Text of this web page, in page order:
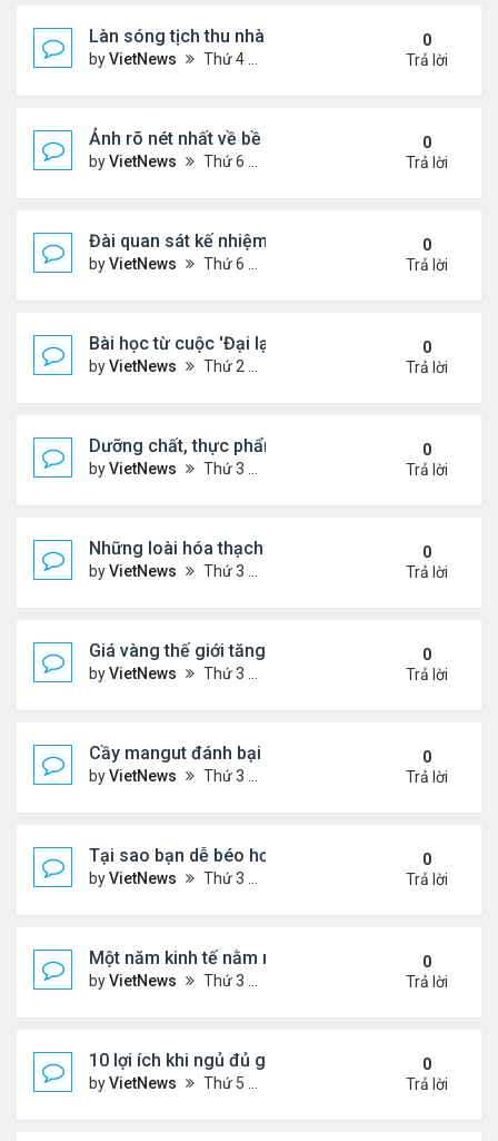
Làn sóng tịch thu nhà
byVietNews Thứ 4 Tháng 1 25, 2023 3:27 pm
0
Trả lời
Ảnh rõ nét nhất về bề mặt Mặt Trăng chụp từ Trái
byVietNews Thứ 6 Tháng 1 13, 2023 1:28 pm
0
Trả lời
Đài quan sát kế nhiệm kính viễn vọng James Webb
byVietNews Thứ 6 Tháng 1 13, 2023 10:09 am
0
Trả lời
Bài học từ cuộc 'Đại lạm phát' cách đây 500 năm
byVietNews Thứ 2 Tháng 1 02, 2023 3:40 pm
0
Trả lời
Dưỡng chất, thực phẩm tốt cho người cao huyết
byVietNews Thứ 3 Tháng 12 13, 2022 11:14 am
0
Trả lời
Những loài hóa thạch sống tồn tại lâu nhất trên
byVietNews Thứ 3 Tháng 12 13, 2022 11:11 am
0
Trả lời
Giá vàng thế giới tăng thẳng đứng
byVietNews Thứ 3 Tháng 12 13, 2022 10:54 am
0
Trả lời
Cầy mangut đánh bại rắn mamba đen
byVietNews Thứ 3 Tháng 12 13, 2022 10:50 am
0
Trả lời
Tại sao bạn dễ béo hơn vào mùa đông?
byVietNews Thứ 3 Tháng 12 13, 2022 10:42 am
0
Trả lời
Một năm kinh tế nằm ngoài dự liệu của Fed
byVietNews Thứ 3 Tháng 12 13, 2022 10:35 am
0
Trả lời
10 lợi ích khi ngủ đủ giấc
byVietNews Thứ 5 Tháng 12 08, 2022 5:04 pm
0
Trả lời